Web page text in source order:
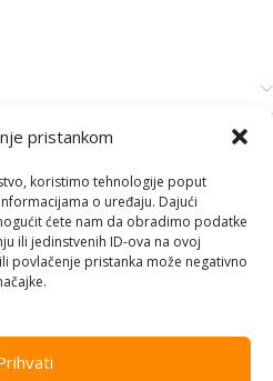
pristankom
koristimo tehnologije poput
o uređaju. Dajući
ćete nam da obradimo podatke
ili jedinstvenih ID-ova na ovoj
povlačenje pristanka može negativno